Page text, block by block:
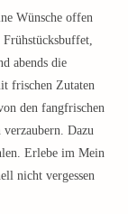
Wünsche offen
abends die
frischen Zutaten
den fangfrischen
Dazu
Erlebe im Mein
nicht vergessen